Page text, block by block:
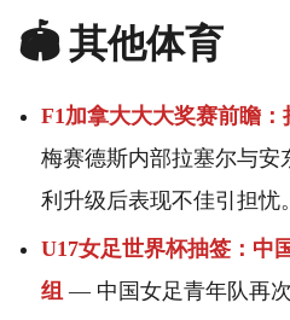
🏟️ 其他体育
F1加拿大大大奖赛前瞻
梅赛德斯内部拉塞尔与安
利升级后表现不佳引担忧。
U17女足世界杯抽签：中
组 — 中国女足青年队再